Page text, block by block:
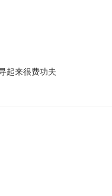
起来很费功夫